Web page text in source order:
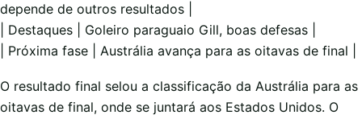
depende de outros resultados |
| Destaques | Goleiro paraguaio Gill, boas defesas |
| Próxima fase | Austrália avança para as oitavas de final |
O resultado final selou a classificação da Austrália para as
oitavas de final, onde se juntará aos Estados Unidos. O